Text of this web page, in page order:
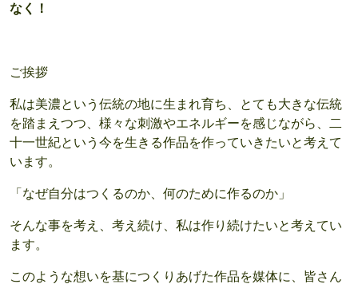
なく！
ご挨拶
私は美濃という伝統の地に生まれ育ち、とても大きな伝統
を踏まえつつ、様々な刺激やエネルギーを感じながら、二
十一世紀という今を生きる作品を作っていきたいと考えて
います。
「なぜ自分はつくるのか、何のために作るのか」
そんな事を考え、考え続け、私は作り続けたいと考えてい
ます。
このような想いを基につくりあげた作品を媒体に、皆さん